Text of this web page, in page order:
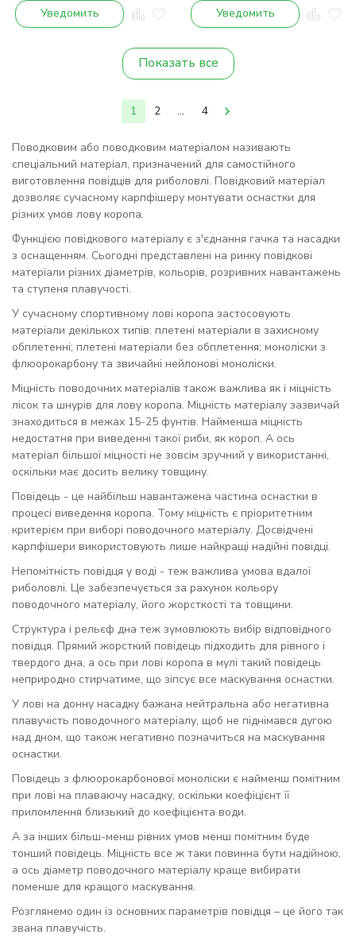
Уведомить Уведомить
Показать все
1 2 ... 4
Поводковим або поводковим матеріалом називають
спеціальний матеріал, призначений для самостійного
виготовлення повідців для риболовлі. Повідковий матеріал
дозволяє сучасному карпфішеру монтувати оснастки для
різних умов лову коропа.
Функцією повідкового матеріалу є з'єднання гачка та насадки
з оснащенням. Сьогодні представлені на ринку повідкові
матеріали різних діаметрів, кольорів, розривних навантажень
та ступеня плавучості.
У сучасному спортивному лові коропа застосовують
матеріали декількох типів: плетені матеріали в захисному
обплетенні; плетені матеріали без обплетення; моноліски з
флюорокарбону та звичайні нейлонові моноліски.
Міцність поводочних матеріалів також важлива як і міцність
лісок та шнурів для лову коропа. Міцність матеріалу зазвичай
знаходиться в межах 15-25 фунтів. Найменша міцність
недостатня при виведенні такої риби, як короп. А ось
матеріал більшої міцності не зовсім зручний у використанні,
оскільки має досить велику товщину.
Повідець - це найбільш навантажена частина оснастки в
процесі виведення коропа. Тому міцність є пріоритетним
критерієм при виборі поводочного матеріалу. Досвідчені
карпфішери використовують лише найкращі надійні повідці.
Непомітність повідця у воді - теж важлива умова вдалої
риболовлі. Це забезпечується за рахунок кольору
поводочного матеріалу, його жорсткості та товщини.
Структура і рельєф дна теж зумовлюють вибір відповідного
повідця. Прямий жорсткий повідець підходить для рівного і
твердого дна, а ось при лові коропа в мулі такий повідець
неприродно стирчатиме, що зіпсує все маскування оснастки.
У лові на донну насадку бажана нейтральна або негативна
плавучість поводочного матеріалу, щоб не піднімався дугою
над дном, що також негативно позначиться на маскування
оснастки.
Повідець з флюорокарбонової моноліски є найменш помітним
при лові на плаваючу насадку, оскільки коефіцієнт її
приломлення близький до коефіцієнта води.
А за інших більш-менш рівних умов менш помітним буде
тонший повідець. Міцність все ж таки повинна бути надійною,
а ось діаметр поводочного матеріалу краще вибирати
поменше для кращого маскування.
Розглянемо один із основних параметрів повідця – це його так
звана плавучість.